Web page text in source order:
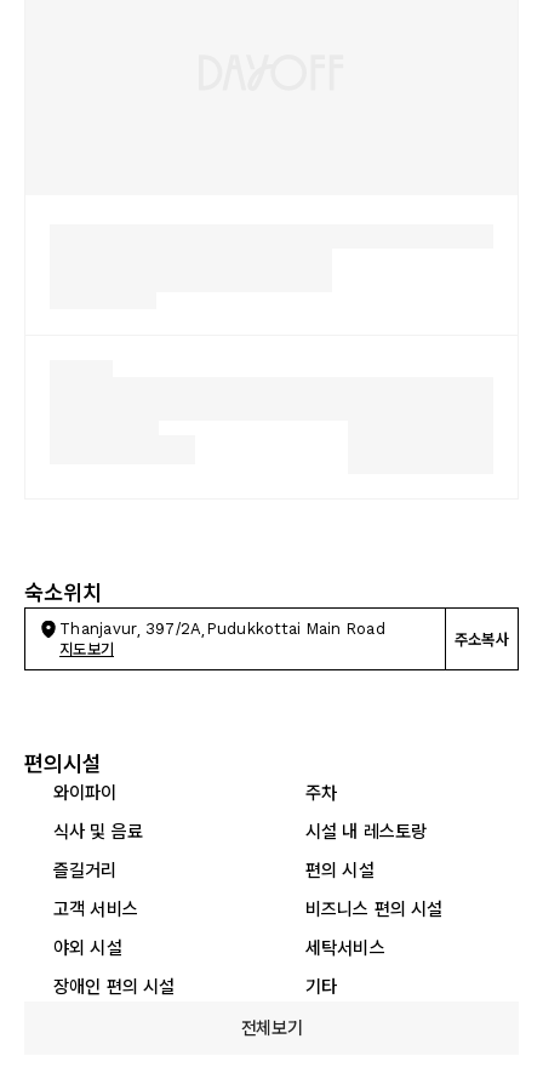
숙소위치
Thanjavur, 397/2A,Pudukkottai Main Road
지도보기
주소복사
편의시설
와이파이
주차
식사 및 음료
시설 내 레스토랑
즐길거리
편의 시설
고객 서비스
비즈니스 편의 시설
야외 시설
세탁서비스
장애인 편의 시설
기타
전체보기